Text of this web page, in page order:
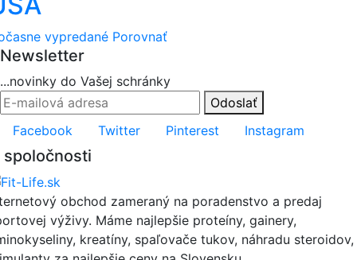
vypredané Porovnať
Newsletter
...novinky do Vašej schránky
Odoslať
Facebook
Twitter Pinterest Instagram
spoločnosti
obchod zameraný na poradenstvo a predaj
výživy. Máme najlepšie proteíny, gainery,
kreatíny, spaľovače tukov, náhradu steroidov,